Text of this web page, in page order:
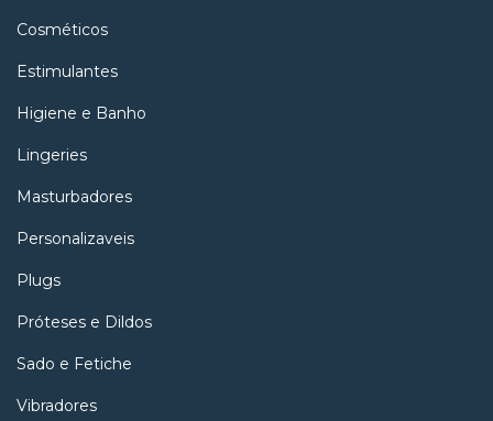
Cosméticos
Estimulantes
Higiene e Banho
Lingeries
Masturbadores
Personalizaveis
Plugs
Próteses e Dildos
Sado e Fetiche
Vibradores